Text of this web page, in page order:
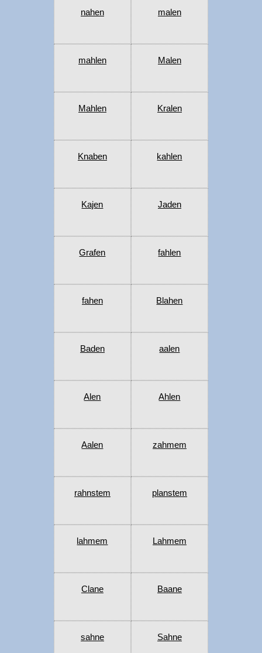
nahen malen
mahlen Malen
Mahlen Kralen
Knaben kahlen
Kajen Jaden
Grafen fahlen
fahen Blahen
Baden aalen
Alen Ahlen
Aalen zahmem
rahnstem planstem
lahmem Lahmem
Clane Baane
sahne Sahne